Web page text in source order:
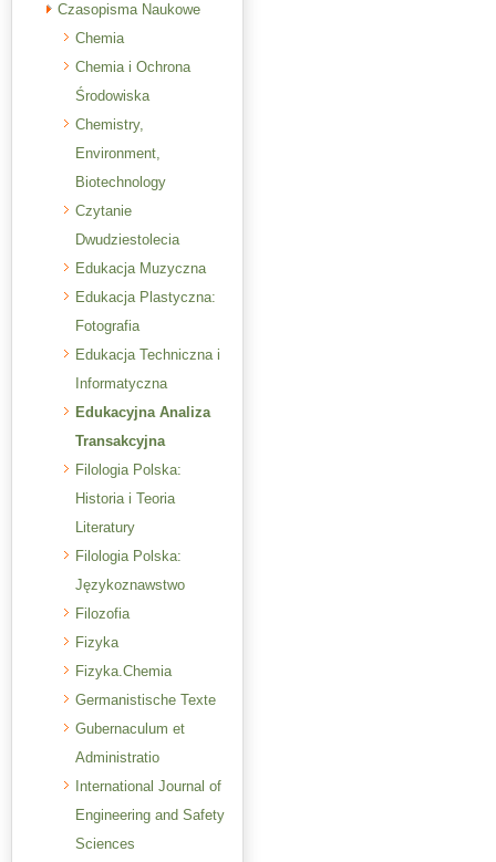
Czasopisma Naukowe
Chemia
Chemia i Ochrona
Środowiska
Chemistry,
Environment,
Biotechnology
Czytanie
Dwudziestolecia
Edukacja Muzyczna
Edukacja Plastyczna:
Fotografia
Edukacja Techniczna i
Informatyczna
Edukacyjna Analiza
Transakcyjna
Filologia Polska:
Historia i Teoria
Literatury
Filologia Polska:
Językoznawstwo
Filozofia
Fizyka
Fizyka.Chemia
Germanistische Texte
Gubernaculum et
Administratio
International Journal of
Engineering and Safety
Sciences